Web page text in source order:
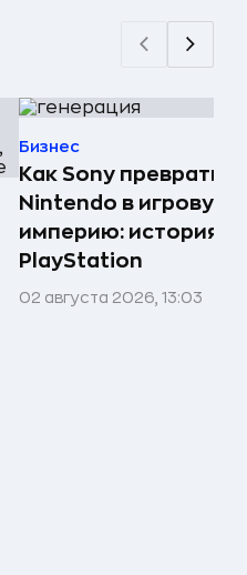
Бизнес
Как Sony
Nintendo в игровую
империю: история
PlayStation
02 августа 2026, 13:03